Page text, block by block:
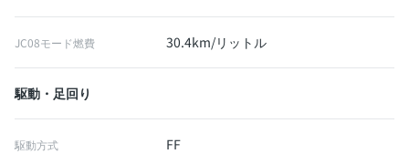
JC08モード燃費 30.4km/リットル
駆動・足回り
駆動方式 FF